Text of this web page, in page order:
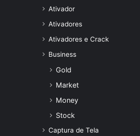
Ativador
Ativadores
Ativadores e Crack
Business
Gold
Market
Money
Stock
Captura de Tela